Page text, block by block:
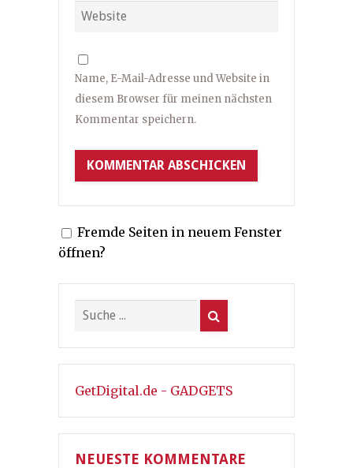
Name, E-Mail-Adresse und Website in
diesem Browser für meinen nächsten
Kommentar speichern.
Fremde Seiten in neuem Fenster
öffnen?
GetDigital.de - GADGETS
NEUESTE KOMMENTARE